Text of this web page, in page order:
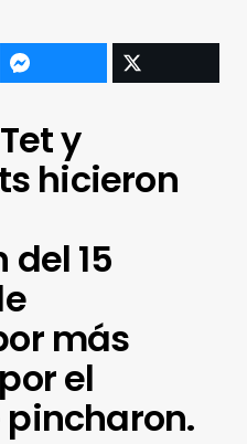
y
hicieron
15
más
el